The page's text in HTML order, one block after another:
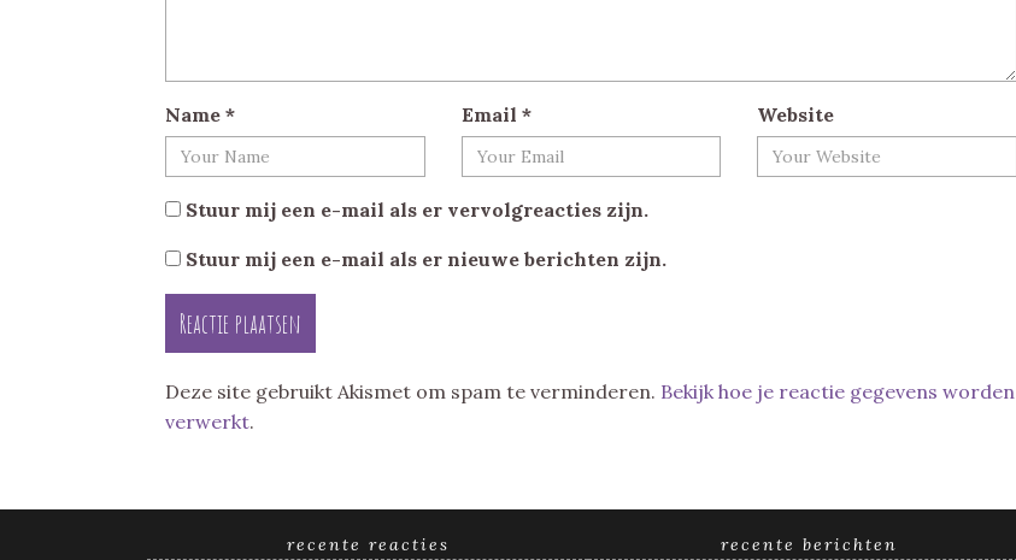
Name * Email * Website
Stuur mij een e-mail als er vervolgreacties zijn.
Stuur mij een e-mail als er nieuwe berichten zijn.
Deze site gebruikt Akismet om spam te verminderen. Bekijk hoe je reactie gegevens worden
verwerkt.
recente reacties recente berichten